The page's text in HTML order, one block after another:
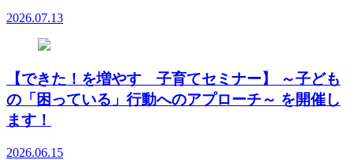
2026.07.13
【できた！を増やす 子育てセミナー】 ～子ども
の「困っている」行動へのアプローチ～ を開催し
ます！
2026.06.15